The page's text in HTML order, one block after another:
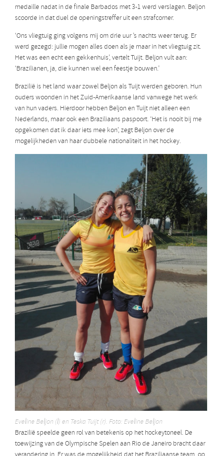
medaille nadat in de finale Barbados met 3-1 werd verslagen. Beljon
scoorde in dat duel de openingstreffer uit een strafcorner.
‘Ons vliegtuig ging volgens mij om drie uur ’s nachts weer terug. Er
werd gezegd: jullie mogen alles doen als je maar in het vliegtuig zit.
Het was een echt een gekkenhuis’, vertelt Tuijt. Beljon vult aan:
‘Brazilianen, ja, die kunnen wel een feestje bouwen.’
Brazilië is het land waar zowel Beljon als Tuijt werden geboren. Hun
ouders woonden in het Zuid-Amerikaanse land vanwege het werk
van hun vaders. Hierdoor hebben Beljon en Tuijt niet alleen een
Nederlands, maar ook een Braziliaans paspoort. ‘Het is nooit bij me
opgekomen dat ik daar iets mee kon’, zegt Beljon over de
mogelijkheden van haar dubbele nationaliteit in het hockey.
Eveline Beljon (l) en Teska Tuijt (r). Foto: Eveline Beljon
Brazilië speelde geen rol van betekenis op het hockeytoneel. De
toewijzing van de Olympische Spelen aan Rio de Janeiro bracht daar